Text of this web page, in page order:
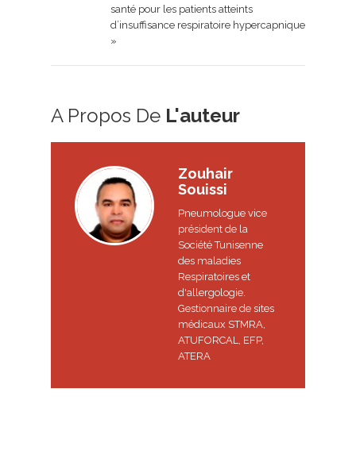
santé pour les patients atteints
d’insuffisance respiratoire hypercapnique
»
A Propos De L'auteur
Zouhair
Souissi
Pneumologue vice
président de la
Société Tunisenne
des maladies
Respiratoires et
d'allergologie.
Gestionnaire de sites
médicaux STMRA,
ATUFORCAL, EFP,
ATERA